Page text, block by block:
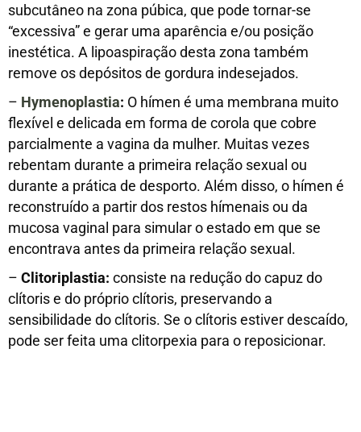
subcutâneo na zona púbica, que pode tornar-se
“excessiva” e gerar uma aparência e/ou posição
inestética. A lipoaspiração desta zona também
remove os depósitos de gordura indesejados.
– Hymenoplastia: O hímen é uma membrana muito
flexível e delicada em forma de corola que cobre
parcialmente a vagina da mulher. Muitas vezes
rebentam durante a primeira relação sexual ou
durante a prática de desporto. Além disso, o hímen é
reconstruído a partir dos restos hímenais ou da
mucosa vaginal para simular o estado em que se
encontrava antes da primeira relação sexual.
– Clitoriplastia: consiste na redução do capuz do
clítoris e do próprio clítoris, preservando a
sensibilidade do clítoris. Se o clítoris estiver descaído,
pode ser feita uma clitorpexia para o reposicionar.